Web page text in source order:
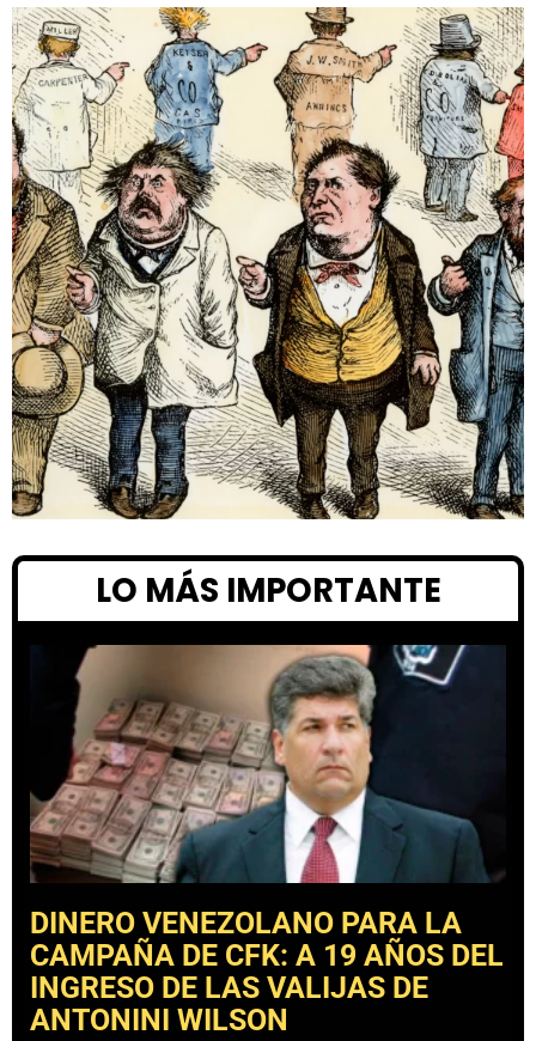
LO MÁS IMPORTANTE
DINERO VENEZOLANO PARA LA
CAMPAÑA DE CFK: A 19 AÑOS DEL
INGRESO DE LAS VALIJAS DE
ANTONINI WILSON